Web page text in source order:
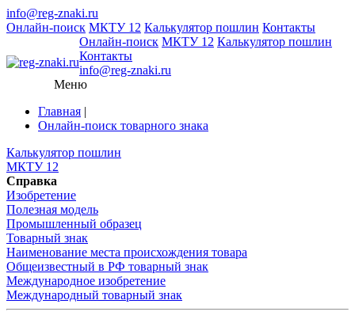
info@reg-znaki.ru
Онлайн-поиск МКТУ 12 Калькулятор пошлин Контакты
Онлайн-поиск МКТУ 12 Калькулятор пошлин
Контакты
info@reg-znaki.ru
Меню
Главная |
Онлайн-поиск товарного знака
Калькулятор пошлин
МКТУ 12
Справка
Изобретение
Полезная модель
Промышленный образец
Товарный знак
Наименование места происхождения товара
Общеизвестный в РФ товарный знак
Международное изобретение
Международный товарный знак